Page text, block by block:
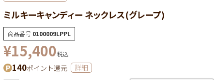
ミルキーキャンディー ネックレス(グレープ)
商品番号 0100009LPPL
¥15,400税込
140ポイント還元 詳細